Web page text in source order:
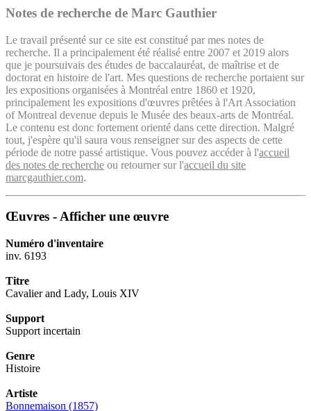
Notes de recherche de Marc Gauthier
Le travail présenté sur ce site est constitué par mes notes de
recherche. Il a principalement été réalisé entre 2007 et 2019 alors
que je poursuivais des études de baccalauréat, de maîtrise et de
doctorat en histoire de l'art. Mes questions de recherche portaient sur
les expositions organisées à Montréal entre 1860 et 1920,
principalement les expositions d'œuvres prêtées à l'Art Association
of Montreal devenue depuis le Musée des beaux-arts de Montréal.
Le contenu est donc fortement orienté dans cette direction. Malgré
tout, j'espère qu'il saura vous renseigner sur des aspects de cette
période de notre passé artistique. Vous pouvez accéder à l'accueil
des notes de recherche ou retourner sur l'accueil du site
marcgauthier.com.
Œuvres - Afficher une œuvre
Numéro d'inventaire
inv. 6193
Titre
Cavalier and Lady, Louis XIV
Support
Support incertain
Genre
Histoire
Artiste
Bonnemaison (1857)